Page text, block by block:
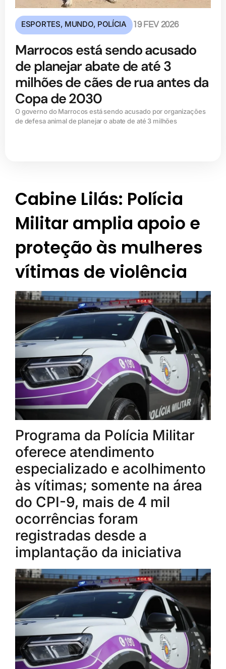
ESPORTES, MUNDO, POLÍCIA 19 FEV 2026
Marrocos está sendo acusado
de planejar abate de até 3
milhões de cães de rua antes da
Copa de 2030
O governo do Marrocos está sendo acusado por organizações
de defesa animal de planejar o abate de até 3 milhões
Cabine Lilás: Polícia
Militar amplia apoio e
proteção às mulheres
vítimas de violência
Programa da Polícia Militar
oferece atendimento
especializado e acolhimento
às vítimas; somente na área
do CPI-9, mais de 4 mil
ocorrências foram
registradas desde a
implantação da iniciativa